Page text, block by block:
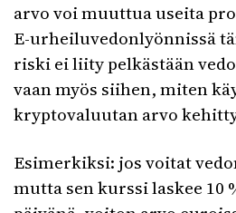
arvo voi muuttua useita
E-urheiluvedonlyönnissä
riski ei liity pelkästään
vaan myös siihen, miten
kryptovaluutan arvo
Esimerkiksi: jos voitat
mutta sen kurssi laskee 10